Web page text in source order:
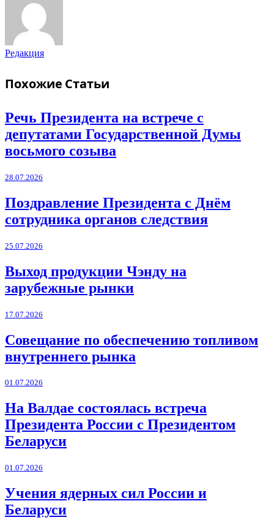
Редакция
Похожие Статьи
Речь Президента на встрече с
депутатами Государственной Думы
восьмого созыва
28.07.2026
Поздравление Президента с Днём
сотрудника органов следствия
25.07.2026
Выход продукции Чэнду на
зарубежные рынки
17.07.2026
Совещание по обеспечению топливом
внутреннего рынка
01.07.2026
На Валдае состоялась встреча
Президента России с Президентом
Беларуси
01.07.2026
Учения ядерных сил России и
Беларуси